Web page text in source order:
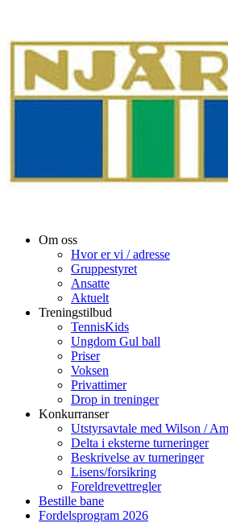
Om oss
Hvor er vi / adresse
Gruppestyret
Ansatte
Aktuelt
Treningstilbud
TennisKids
Ungdom Gul ball
Priser
Voksen
Privattimer
Drop in treninger
Konkurranser
Utstyrsavtale med Wilson /
Delta i eksterne turneringer
Beskrivelse av turneringer
Lisens/forsikring
Foreldrevettregler
Bestille bane
Fordelsprogram 2026